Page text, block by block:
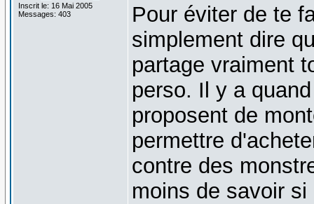
Inscrit le: 16 Mai 2005
Messages: 403
Pour éviter de te
simplement dire
partage vraiment
perso. Il y a
proposent de
permettre
contre des
moins de savoir